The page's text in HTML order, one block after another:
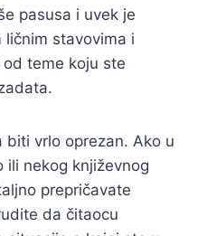
pasusa i uvek je
stavovima i
teme koju ste
biti vrlo oprezan. Ako u
ili nekog književnog
prepričavate
da čitaocu